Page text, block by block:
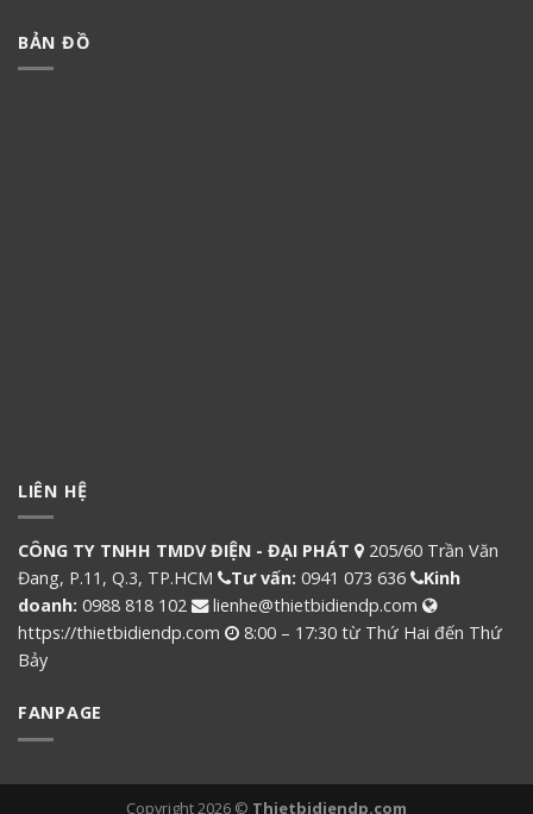
BẢN ĐỒ
LIÊN HỆ
CÔNG TY TNHH TMDV ĐIỆN - ĐẠI PHÁT
205/60 Trần Văn
Đang, P.11, Q.3, TP.HCM
Tư vấn: 0941 073 636
Kinh
doanh: 0988 818 102
lienhe@thietbidiendp.com
https://thietbidiendp.com
8:00 – 17:30 từ Thứ Hai đến Thứ
Bảy
FANPAGE
Copyright 2026 © Thietbidiendp.com